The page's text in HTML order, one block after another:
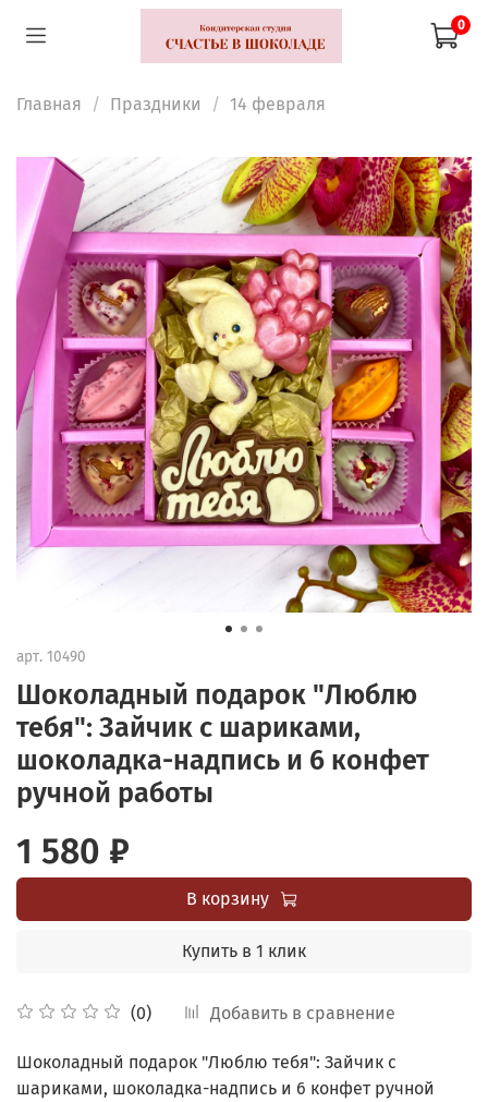
0
Главная Праздники 14 февраля
арт. 10490
Шоколадный подарок "Люблю
тебя": Зайчик с шариками,
шоколадка-надпись и 6 конфет
ручной работы
(0) Добавить в сравнение
1 580 ₽
В корзину
Купить в 1 клик
Шоколадный подарок "Люблю тебя": Зайчик с
шариками, шоколадка-надпись и 6 конфет ручной